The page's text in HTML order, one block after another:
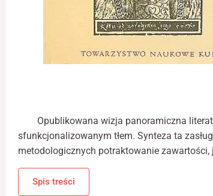
Opublikowana wizja panoramiczna
sfunkcjonalizowanym tłem. Synteza ta
metodologicznych potraktowanie
Spis treści